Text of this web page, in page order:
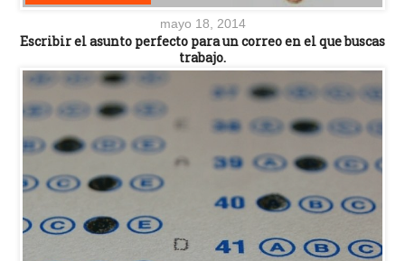
mayo 18, 2014
Escribir el asunto perfecto para un correo en el que buscas
trabajo.